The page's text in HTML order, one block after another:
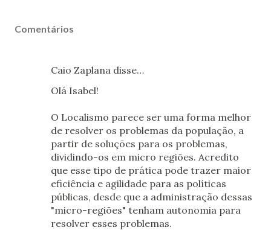
Comentários
Caio Zaplana disse…
Olá Isabel!
O Localismo parece ser uma forma melhor
de resolver os problemas da população, a
partir de soluções para os problemas,
dividindo-os em micro regiões. Acredito
que esse tipo de prática pode trazer maior
eficiência e agilidade para as políticas
públicas, desde que a administração dessas
"micro-regiões" tenham autonomia para
resolver esses problemas.